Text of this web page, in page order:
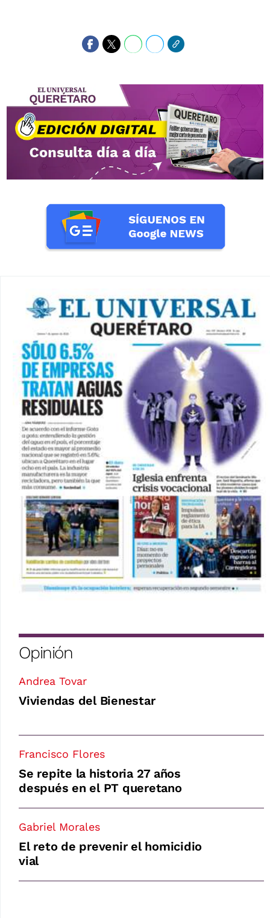
Opinión
Andrea Tovar
Viviendas del Bienestar
Francisco Flores
Se repite la historia 27 años
después en el PT queretano
Gabriel Morales
El reto de prevenir el homicidio
vial